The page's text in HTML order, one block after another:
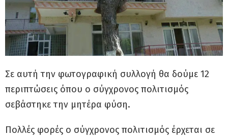
Σε αυτή την φωτογραφική συλλογή θα δούμε 12
περιπτώσεις όπου ο σύγχρονος πολιτισμός
σεβάστηκε την μητέρα φύση.
Πολλές φορές ο σύγχρονος πολιτισμός έρχεται σε